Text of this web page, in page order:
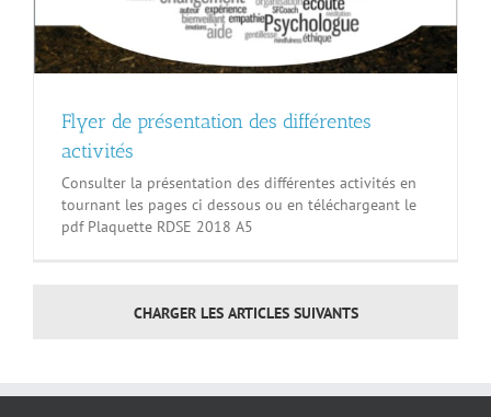
Flyer de présentation des différentes
activités
Consulter la présentation des différentes activités en
tournant les pages ci dessous ou en téléchargeant le
pdf Plaquette RDSE 2018 A5
CHARGER LES ARTICLES SUIVANTS